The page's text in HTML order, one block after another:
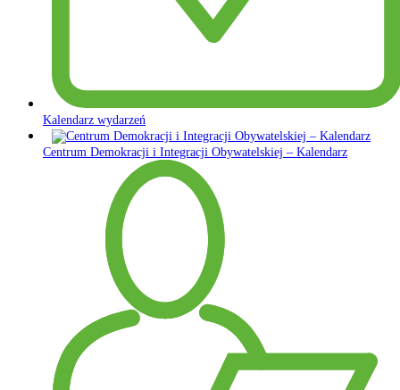
Kalendarz wydarzeń
Centrum Demokracji i Integracji Obywatelskiej – Kalendarz